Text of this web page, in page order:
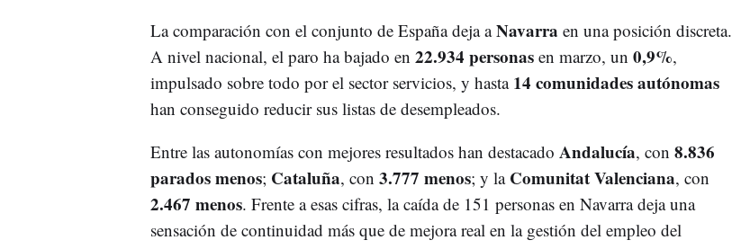
La comparación con el conjunto de España deja aNavarra en una posición discreta.
A nivel nacional, el paro ha bajado en 22.934 personasen marzo, un 0,9%,
impulsado sobre todo por el sector servicios, y hasta 14 comunidades autónomas
han conseguido reducir sus listas de desempleados.
Entre las autonomías con mejores resultados han destacado Andalucía, con 8.836
parados menos; Cataluña, con 3.777 menos; y la Comunitat Valenciana, con
2.467 menos. Frente a esas cifras, la caída de 151 personas en Navarra deja una
sensación de continuidad más que de mejora real en la gestión del empleo del